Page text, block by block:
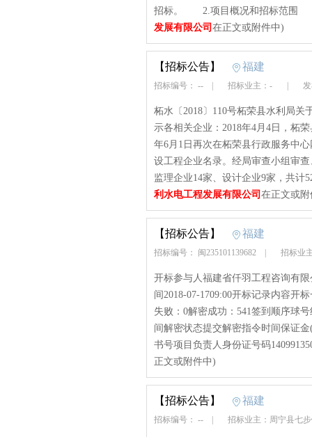
招标。 2.项目概况和招标范围
发展有限公司 在正文或附件中)
【招标公告】 福建
招标编号： -- 招标业主：- 发
柘水〔2018〕110号柘荣县水利局
示各相关企业：2018年4月4日，柘
年6月1日再次在柘荣县行政服务中
设工程企业名录。经局审查小组审
监理企业14家、设计企业9家，共计
利水电工程发展有限公司 在正文或
【招标公告】 福建
招标编号： 闽235101139682 招标业
开标参与人福建省仟羽工程咨询有
间2018-07-1709:00开标记录内容开
失败：0解密成功：541签到顺序球
间解密状态提交解密指令时间保证
书号项目负责人身份证号码
正文或附件中)
【招标公告】 福建
招标编号： -- 招标业主：周宁县七